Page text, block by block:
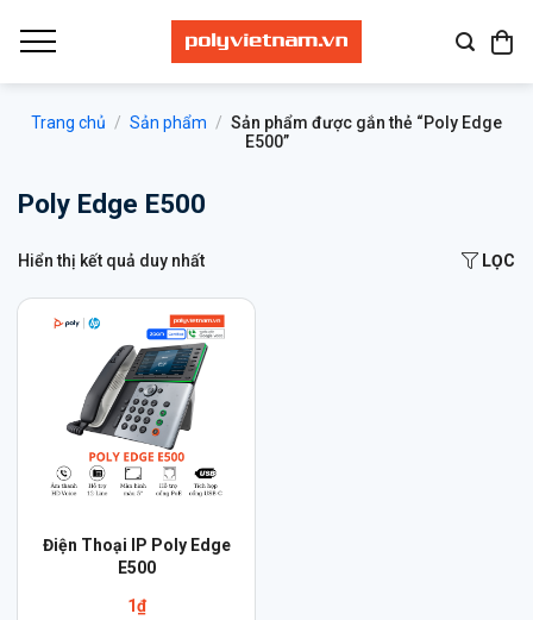
qua
Trang chủ / Sản phẩm / Sản phẩm được gắn thẻ “Poly Edge
E500”
Poly Edge E500
Hiển thị kết quả duy nhất LỌC
Điện Thoại IP Poly Edge
E500
1₫